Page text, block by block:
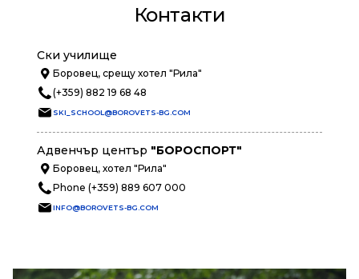
Контакти
Ски училище
Боровец, срещу хотел "Рила"
(+359) 882 19 68 48
SKI_SCHOOL@BOROVETS-BG.COM
Адвенчър център "БОРОСПОРТ"
Боровец, хотел "Рила"
Phone (+359) 889 607 000
INFO@BOROVETS-BG.COM